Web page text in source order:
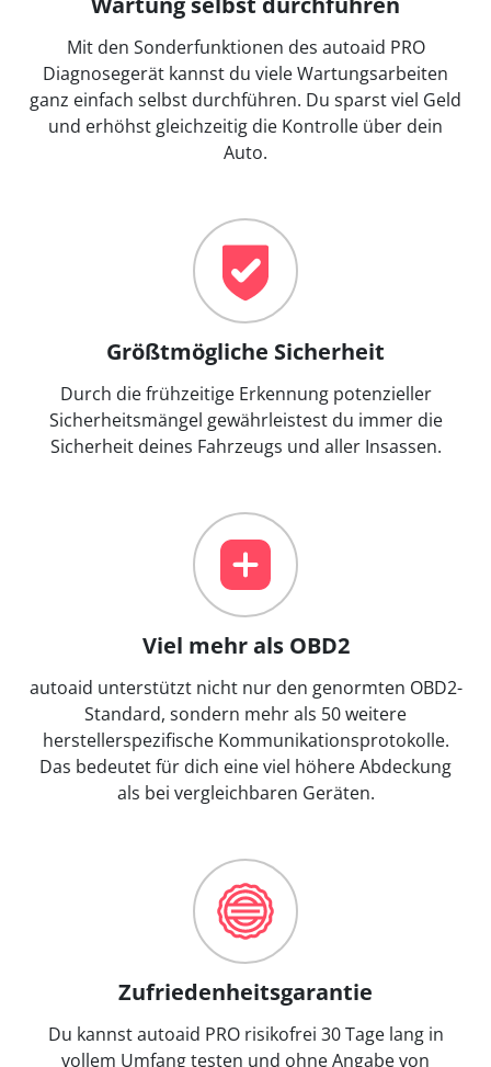
Mit den Sonderfunktionen des autoaid PRO
Diagnosegerät kannst du viele Wartungsarbeiten
ganz einfach selbst durchführen. Du sparst viel Geld
und erhöhst gleichzeitig die Kontrolle über dein
Auto.
Größtmögliche Sicherheit
Durch die frühzeitige Erkennung potenzieller
Sicherheitsmängel gewährleistest du immer die
Sicherheit deines Fahrzeugs und aller Insassen.
Viel mehr als OBD2
autoaid unterstützt nicht nur den genormten OBD2-
Standard, sondern mehr als 50 weitere
herstellerspezifische Kommunikationsprotokolle.
Das bedeutet für dich eine viel höhere Abdeckung
als bei vergleichbaren Geräten.
Zufriedenheitsgarantie
Du kannst autoaid PRO risikofrei 30 Tage lang in
vollem Umfang testen und ohne Angabe von